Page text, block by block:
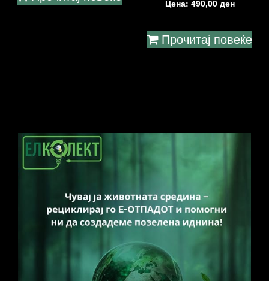
Цена: 490,00 ден
Прочитај повеќе